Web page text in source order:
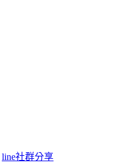
line社群分享